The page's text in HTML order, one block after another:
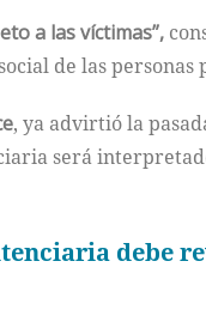
a las víctimas”,
de las
, ya advirtió la
será
debe